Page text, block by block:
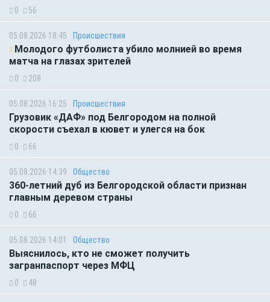
0 56
05.08.2026 18:45 Происшествия
Молодого футболиста убило молнией во время
матча на глазах зрителей
0 208
05.08.2026 16:25 Происшествия
Грузовик «ДАФ» под Белгородом на полной
скорости съехал в кювет и улегся на бок
0 66
05.08.2026 14:39 Общество
360-летний дуб из Белгородской области признан
главным деревом страны
0 66
05.08.2026 14:01 Общество
Выяснилось, кто не сможет получить
загранпаспорт через МФЦ
0 48